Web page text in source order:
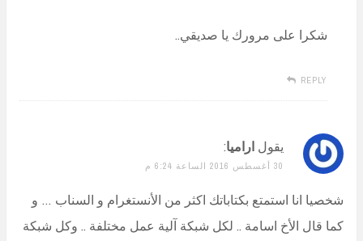
شكرا على مرورك يا صديقي..
REPLY
يقول اراميا:
30 أغسطس 2016 الساعة 6:24 م
شخصيا انا استمتع بكتاباتك اكثر من الأنستغرام و السناب … و
كما قال الأخ اسامة .. لكل شبكة آلية عمل مختلفة .. وكل شبكة